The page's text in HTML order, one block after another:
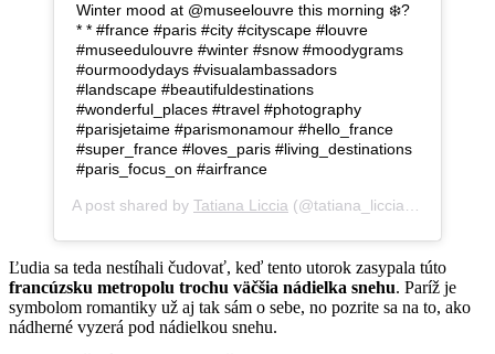
Winter mood at @museelouvre this morning ❄️?
* * #france #paris #city #cityscape #louvre
#museedulouvre #winter #snow #moodygrams
#ourmoodydays #visualambassadors
#landscape #beautifuldestinations
#wonderful_places #travel #photography
#parisjetaime #parismonamour #hello_france
#super_france #loves_paris #living_destinations
#paris_focus_on #airfrance
A post shared by Tatiana Liccia (@tatiana_liccia) on
Ľudia sa teda nestíhali čudovať, keď tento utorok zasypala túto
francúzsku metropolu trochu väčšia nádielka snehu. Paríž je
symbolom romantiky už aj tak sám o sebe, no pozrite sa na to, ako
nádherné vyzerá pod nádielkou snehu.